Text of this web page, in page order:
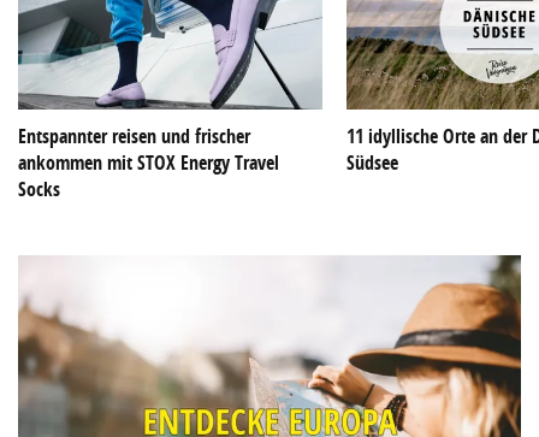
Entspannter reisen und frischer